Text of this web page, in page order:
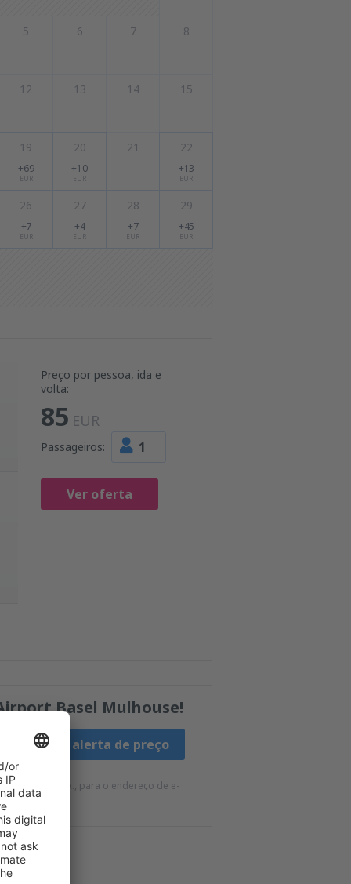
5 6 7 8
12 13 14 15
19
+69
EUR
20
+10
EUR
21 22
+13
EUR
26
+7
EUR
27
+4
EUR
28
+7
EUR
29
+45
EUR
Preço por pessoa, ida e
volta:
85 EUR
Passageiros: 1
Ver oferta
Basel Mulhouse!
Criar alerta de preço
eSky.pl S.A., para o endereço de e-